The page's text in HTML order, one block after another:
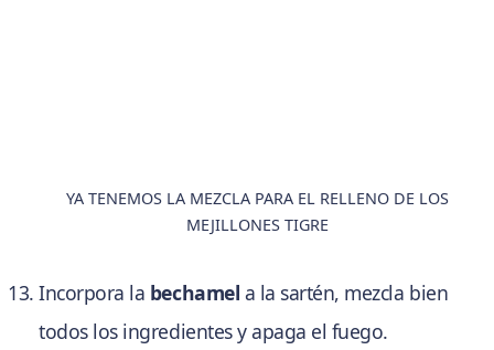
YA TENEMOS LA MEZCLA PARA EL RELLENO DE LOS
MEJILLONES TIGRE
Incorpora la bechamel a la sartén, mezcla bien
todos los ingredientes y apaga el fuego.